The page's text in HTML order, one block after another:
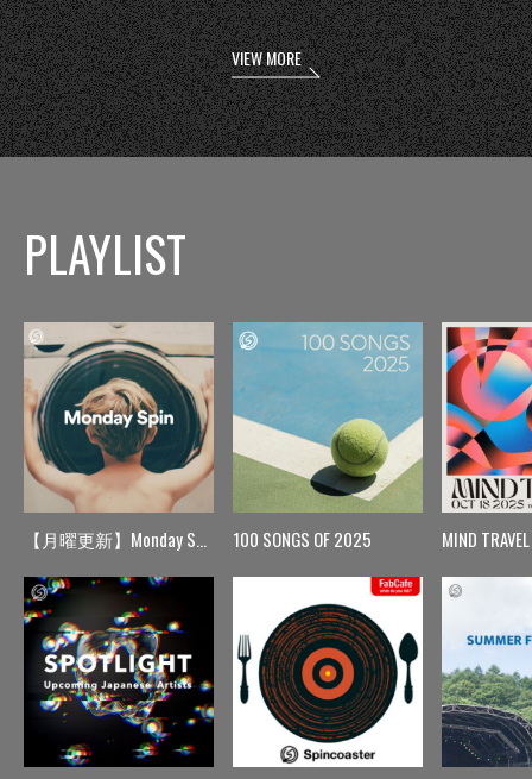
VIEW MORE
PLAYLIST
【月曜更新】Monday Spin 100 SONGS OF 2025 MIND TRAVEL